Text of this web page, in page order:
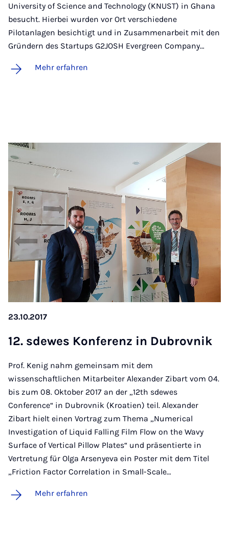
University of Science and Technology (KNUST) in Ghana
besucht. Hierbei wurden vor Ort verschiedene
Pilotanlagen besichtigt und in Zusammenarbeit mit den
Gründern des Startups G2JOSH Evergreen Company…
Mehr erfahren
23.10.2017
12. sde­wes Kon­fe­renz in Du­brov­nik
Prof. Kenig nahm gemeinsam mit dem
wissenschaftlichen Mitarbeiter Alexander Zibart vom 04.
bis zum 08. Oktober 2017 an der „12th sdewes
Conference“ in Dubrovnik (Kroatien) teil. Alexander
Zibart hielt einen Vortrag zum Thema „Numerical
Investigation of Liquid Falling Film Flow on the Wavy
Surface of Vertical Pillow Plates“ und präsentierte in
Vertretung für Olga Arsenyeva ein Poster mit dem Titel
„Friction Factor Correlation in Small-Scale…
Mehr erfahren